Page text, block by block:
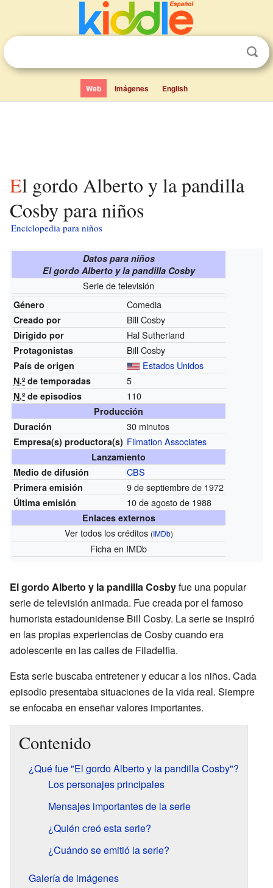
Web Imágenes English
El gordo Alberto y la pandilla
Cosby para niños
Enciclopedia para niños
Datos para niños
El gordo Alberto y la pandilla Cosby
Serie de televisión
Género Comedia
Creado por Bill Cosby
Dirigido por Hal Sutherland
Protagonistas Bill Cosby
País de origen Estados Unidos
N.º de temporadas 5
N.º de episodios 110
Producción
Duración
30 minutos
Empresa(s) productora(s) Filmation Associates
Lanzamiento
Medio de difusión
CBS
Primera emisión 9 de septiembre de 1972
Última emisión 10 de agosto de 1988
Enlaces externos
Ver todos los créditos (IMDb)
Fichaen IMDb
El gordo Alberto y la pandilla Cosbyfue una popular
serie de televisión animada. Fue creada por el famoso
humorista estadounidense Bill Cosby. La serie se inspiró
en las propias experiencias de Cosby cuando era
adolescente en las calles de Filadelfia.
Esta serie buscaba entretener y educar a los niños. Cada
episodio presentaba situaciones de la vida real. Siempre
se enfocaba en enseñar valores importantes.
Contenido
¿Qué fue "El gordo Alberto y la pandilla Cosby"?
Los personajes principales
Mensajes importantes de la serie
¿Quién creó esta serie?
¿Cuándo se emitió la serie?
Galería de imágenes